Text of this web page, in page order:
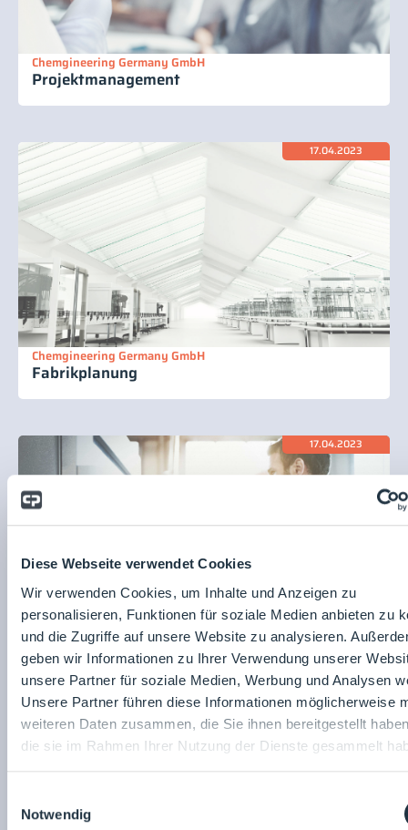
Diese Webseite verwendet Cookies
Wir verwenden Cookies, um Inhalte und Anzeigen zu
personalisieren, Funktionen für soziale Medien anbieten zu
und die Zugriffe auf unsere Website zu analysieren.
geben wir Informationen zu Ihrer Verwendung unserer
unsere Partner für soziale Medien, Werbung und Analysen
Unsere Partner führen diese Informationen möglicherweise
weiteren Daten zusammen, die Sie ihnen bereitgestellt
die sie im Rahmen Ihrer Nutzung der Dienste gesammelt
Notwendig
Chemgineering Germany GmbH
Projektmanagement
17.04.2023
Chemgineering Germany GmbH
Fabrikplanung
17.04.2023
Chemgineering Germany GmbH
GMP Compliance Beratung